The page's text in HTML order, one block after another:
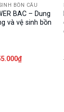
BỒN CẦU
BAC – Dung
và vệ sinh bồn
₫Giá
hiện